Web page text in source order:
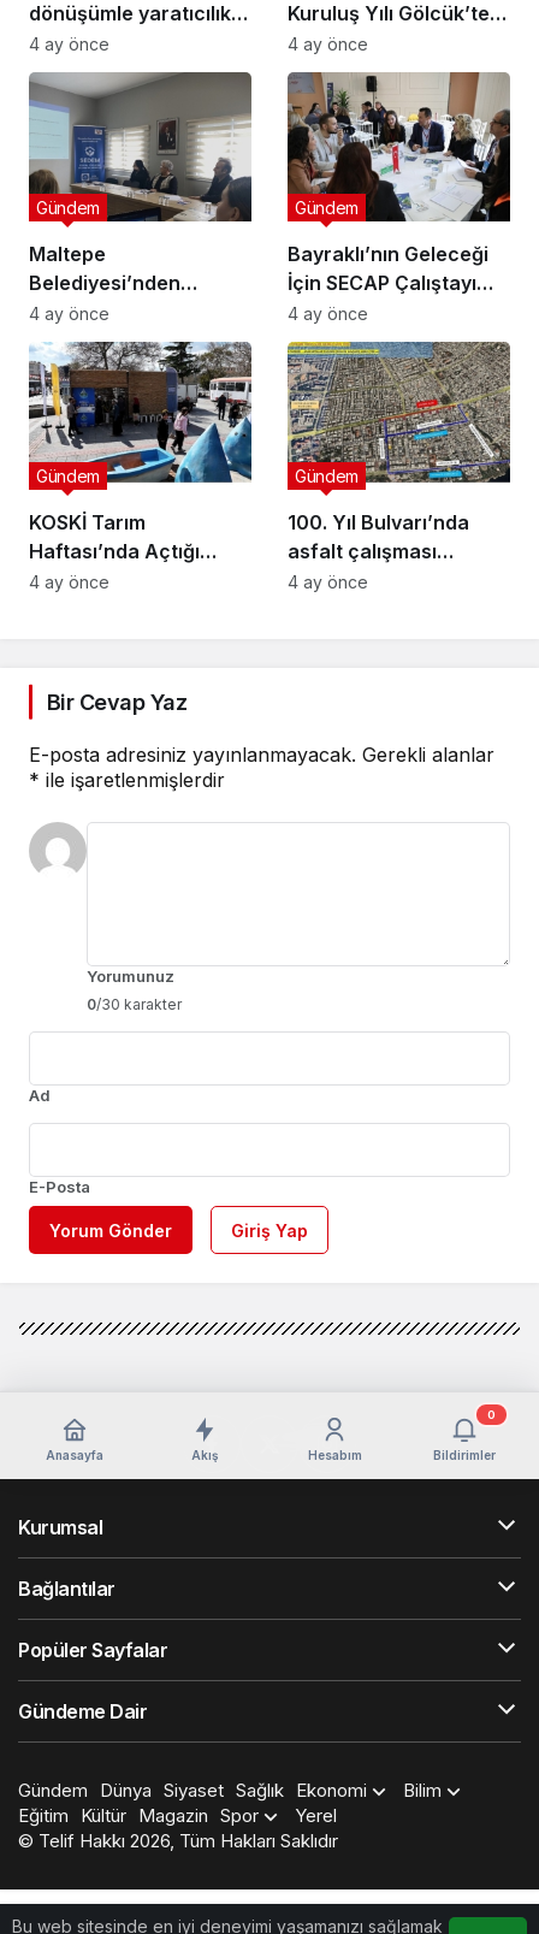
dönüşümle yaratıcılık
buluştu
4 ay önce
Kuruluş Yılı Gölcük’te
Törenle Kutlandı
4 ay önce
Maltepe
Belediyesi’nden
Muhtarlara Toplumsal
Cinsiyet Eşitliği
Semineri
Gündem
4 ay önce
Bayraklı’nın Geleceği
İçin SECAP Çalıştayı
Düzenlendi
Gündem
4 ay önce
KOSKİ Tarım
Haftası’nda Açtığı
Stantta Su Tasarrufu
Gündem
4 ay önce
100. Yıl Bulvarı’nda
asfalt çalışması
gerçekleştirilecek
Gündem
4 ay önce
Bir Cevap Yaz
E-posta adresiniz yayınlanmayacak. Gerekli alanlar
* ile işaretlenmişlerdir
Yorumunuz
0/30 karakter
Ad
E-Posta
Yorum Gönder Giriş Yap
Bu web sitesinde en iyi deneyimi yaşamanızı sağlamak
Anasayfa Akış Hesabım Bildirimler
0
Kurumsal
Bağlantılar
Popüler Sayfalar
Gündeme Dair
Gündem Dünya Siyaset Sağlık Ekonomi
Bilim
Eğitim
Kültür Magazin Spor
Yerel
© Telif Hakkı 2026, Tüm Hakları Saklıdır